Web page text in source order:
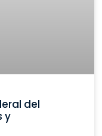
del
y